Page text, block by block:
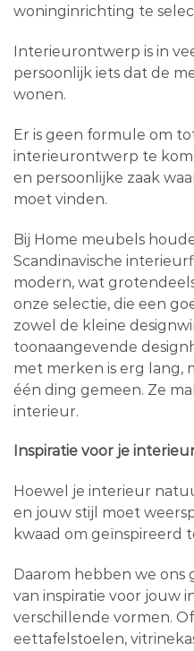
woninginrichting te
Interieurontwerp is in
persoonlijk iets dat de
wonen.
Er is geen formule om
interieurontwerp te
en persoonlijke zaak
moet vinden.
Bij Home meubels
Scandinavische
modern, wat
onze selectie, die een
zowel de kleine
toonaangevende
met merken is erg lang,
één ding gemeen. Ze
interieur.
Inspiratie voor je
Hoewel je interieur
en jouw stijl moet
kwaad om geïnspireerd
Daarom hebben we
van inspiratie voor jouw
verschillende vormen.
eettafelstoelen,